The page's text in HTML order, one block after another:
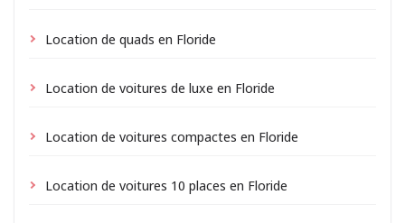
Location de quads en Floride
Location de voitures de luxe en Floride
Location de voitures compactes en Floride
Location de voitures 10 places en Floride